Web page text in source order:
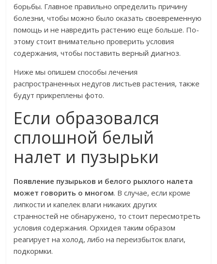
борьбы. Главное правильно определить причину
болезни, чтобы можно было оказать своевременную
помощь и не навредить растению еще больше. По-
этому стоит внимательно проверить условия
содержания, чтобы поставить верный диагноз.
Ниже мы опишем способы лечения
распространенных недугов листьев растения, также
будут прикреплены фото.
Если образовался
сплошной белый
налет и пузырьки
Появление пузырьков и белого рыхлого налета
может говорить о многом. В случае, если кроме
липкости и капелек влаги никаких других
странностей не обнаружено, то стоит пересмотреть
условия содержания. Орхидея таким образом
реагирует на холод, либо на переизбыток влаги,
подкормки.